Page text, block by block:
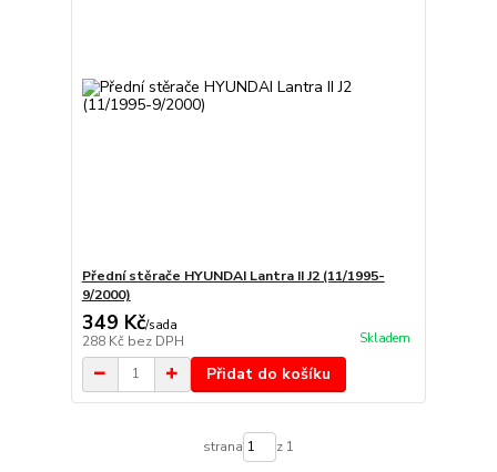
Přední stěrače HYUNDAI Lantra II J2 (11/1995-
9/2000)
349 Kč/sada
288 Kč bez DPH Skladem
Přidat do košíku
strana z 1